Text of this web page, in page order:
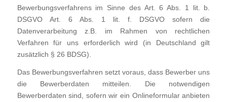
Bewerbungsverfahrens im Sinne des Art. 6 Abs. 1 lit. b.
DSGVO Art. 6 Abs. 1 lit. f. DSGVO sofern die
Datenverarbeitung z.B. im Rahmen von rechtlichen
Verfahren für uns erforderlich wird (in Deutschland gilt
zusätzlich § 26 BDSG).
Das Bewerbungsverfahren setzt voraus, dass Bewerber uns
die Bewerberdaten mitteilen. Die notwendigen
Bewerberdaten sind, sofern wir ein Onlineformular anbieten